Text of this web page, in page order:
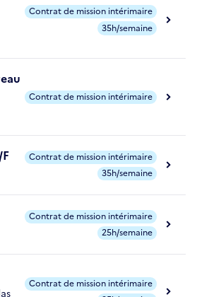
Contrat de mission intérimaire
35h/semaine
Contrat de mission intérimaire
Contrat de mission intérimaire
35h/semaine
Contrat de mission intérimaire
25h/semaine
Contrat de mission intérimaire